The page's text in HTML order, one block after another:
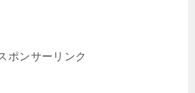
ポンサーリンク